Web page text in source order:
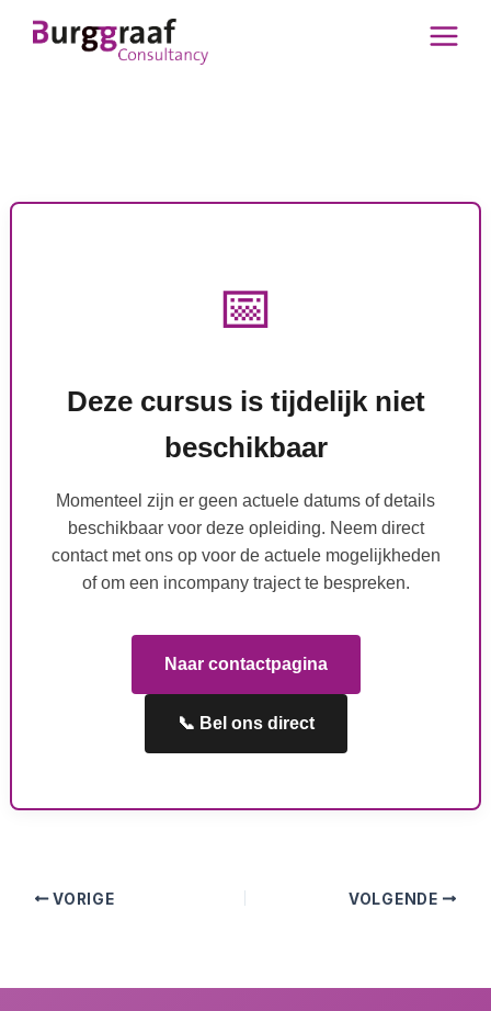
naar
📅
Deze cursus is tijdelijk niet
beschikbaar
Momenteel zijn er geen actuele datums of details
beschikbaar voor deze opleiding. Neem direct
contact met ons op voor de actuele mogelijkheden
of om een incompany traject te bespreken.
Naar contactpagina
📞 Bel ons direct
VORIGE VOLGENDE